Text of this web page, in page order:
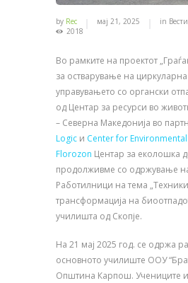
by Rec мај 21, 2025 in Вести
2018
Во рамките на проектот
за остварување на
управувањето со органски
од Центар за ресурси во
– Северна Македонија во
Logic и Center for
Florozon Центар за еколошка
продолживме со одржување
Работилници на тема
трансформација на
училишта од Скопје.
На 21 мај 2025 год. се одржа
основното училиште ООУ
Општина Карпош. Учениците и